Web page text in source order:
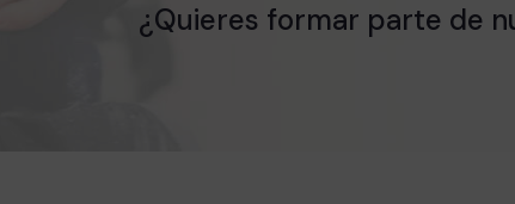
¿Quieres formar parte de